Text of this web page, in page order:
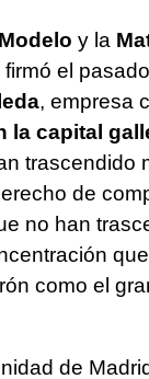
Modelo y la
firmó el
, empresa
la capital
trascendido
de
no han
como el
de